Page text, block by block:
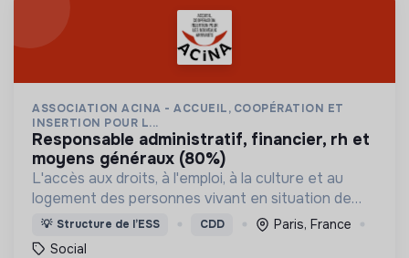
ASSOCIATION ACINA - ACCUEIL, COOPÉRATION ET
INSERTION POUR L...
responsable administratif, financier, rh et
moyens généraux (80%)
L'accès aux droits, à l'emploi, à la culture et au
logement des personnes vivant en situation de
grande précarité et d'habitat indigne ou précaire
(squats, bidonvilles, hôtels sociaux, etc.) en IDF.
💡 Structure de l’ESS CDD
Paris, France
Social